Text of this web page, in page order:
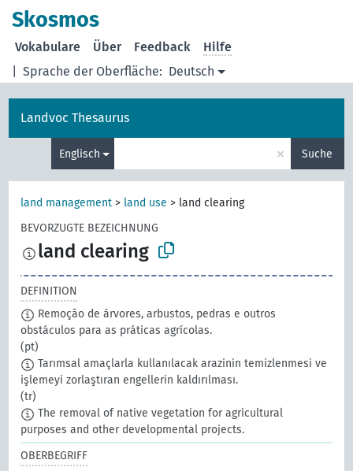
Skosmos
Sprache der Oberfläche: Deutsch
Vokabulare Über Feedback Hilfe
Landvoc Thesaurus
Englisch × Suche
land management > land use > land clearing
BEVORZUGTE BEZEICHNUNG
land clearing
DEFINITION
Remoção de árvores, arbustos, pedras e outros
obstáculos para as práticas agrícolas.
(pt)
Tarımsal amaçlarla kullanılacak arazinin temizlenmesi ve
işlemeyi zorlaştıran engellerin kaldırılması.
(tr)
The removal of native vegetation for agricultural
purposes and other developmental projects.
OBERBEGRIFF